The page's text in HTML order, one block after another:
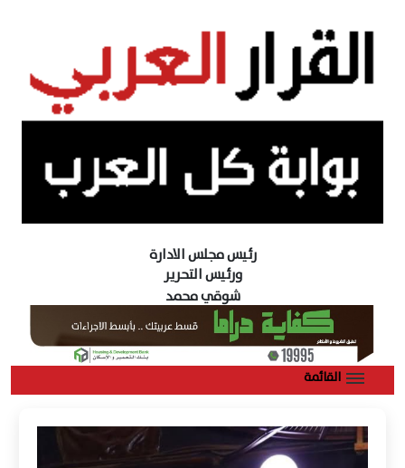
رئيس مجلس الادارة
ورئيس التحرير
شوقي محمد
القائمة